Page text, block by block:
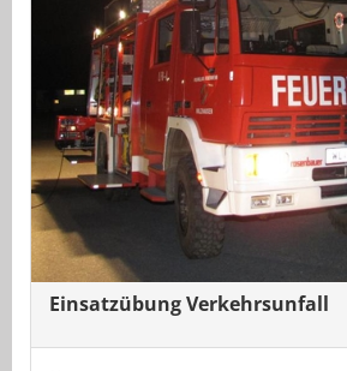
Einsatzübung Verkehrsunfall